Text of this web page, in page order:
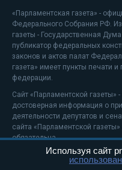
«Парламентская газета» -
Федерального Собрания РФ.
газеты - Государственная
публикатор федеральных
законов и актов палат
газета» имеет пункты печати
федерации.
Сайт «Парламентской газеты»
достоверная информация о
деятельности депутатов и
сайта «Парламентской
обязательна.
На информационном ресурсе
Используя сайт